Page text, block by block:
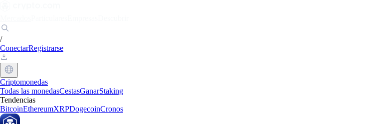
/
ConectarRegistrarse
Criptomonedas
Todas las monedasCestasGanarStaking
Tendencias
BitcoinEthereumXRPDogecoinCronos